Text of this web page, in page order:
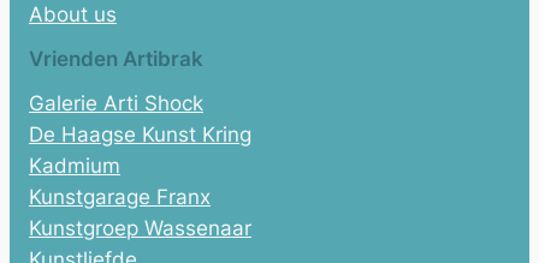
About us
Vrienden Artibrak
Galerie Arti Shock
De Haagse Kunst Kring
Kadmium
Kunstgarage Franx
Kunstgroep Wassenaar